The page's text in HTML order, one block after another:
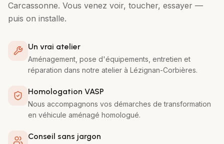
Carcassonne. Vous venez voir, toucher, essayer —
puis on installe.
Un vrai atelier
Aménagement, pose d'équipements, entretien et
réparation dans notre atelier à Lézignan-Corbières.
Homologation VASP
Nous accompagnons vos démarches de transformation
en véhicule aménagé homologué.
Conseil sans jargon